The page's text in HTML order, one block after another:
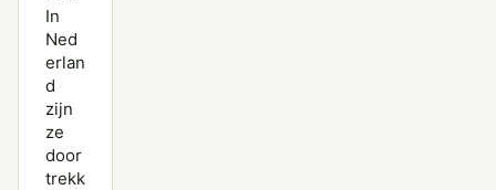
In
Ned
erlan
d
zijn
ze
door
trekk